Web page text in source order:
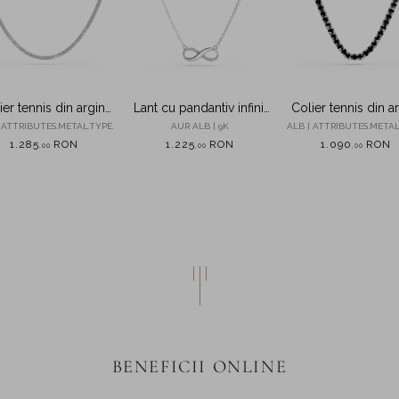
tennis din argint
cu zirconii
1.285 ,00 RON
Lant cu pandantiv infinit
din aur alb cu zirconii
AUR ALB | 9K
1.225 ,00 RON
Colier tennis din
cu zirconii
ALB |
1.090 ,00 RON
BENEFICII ONLINE